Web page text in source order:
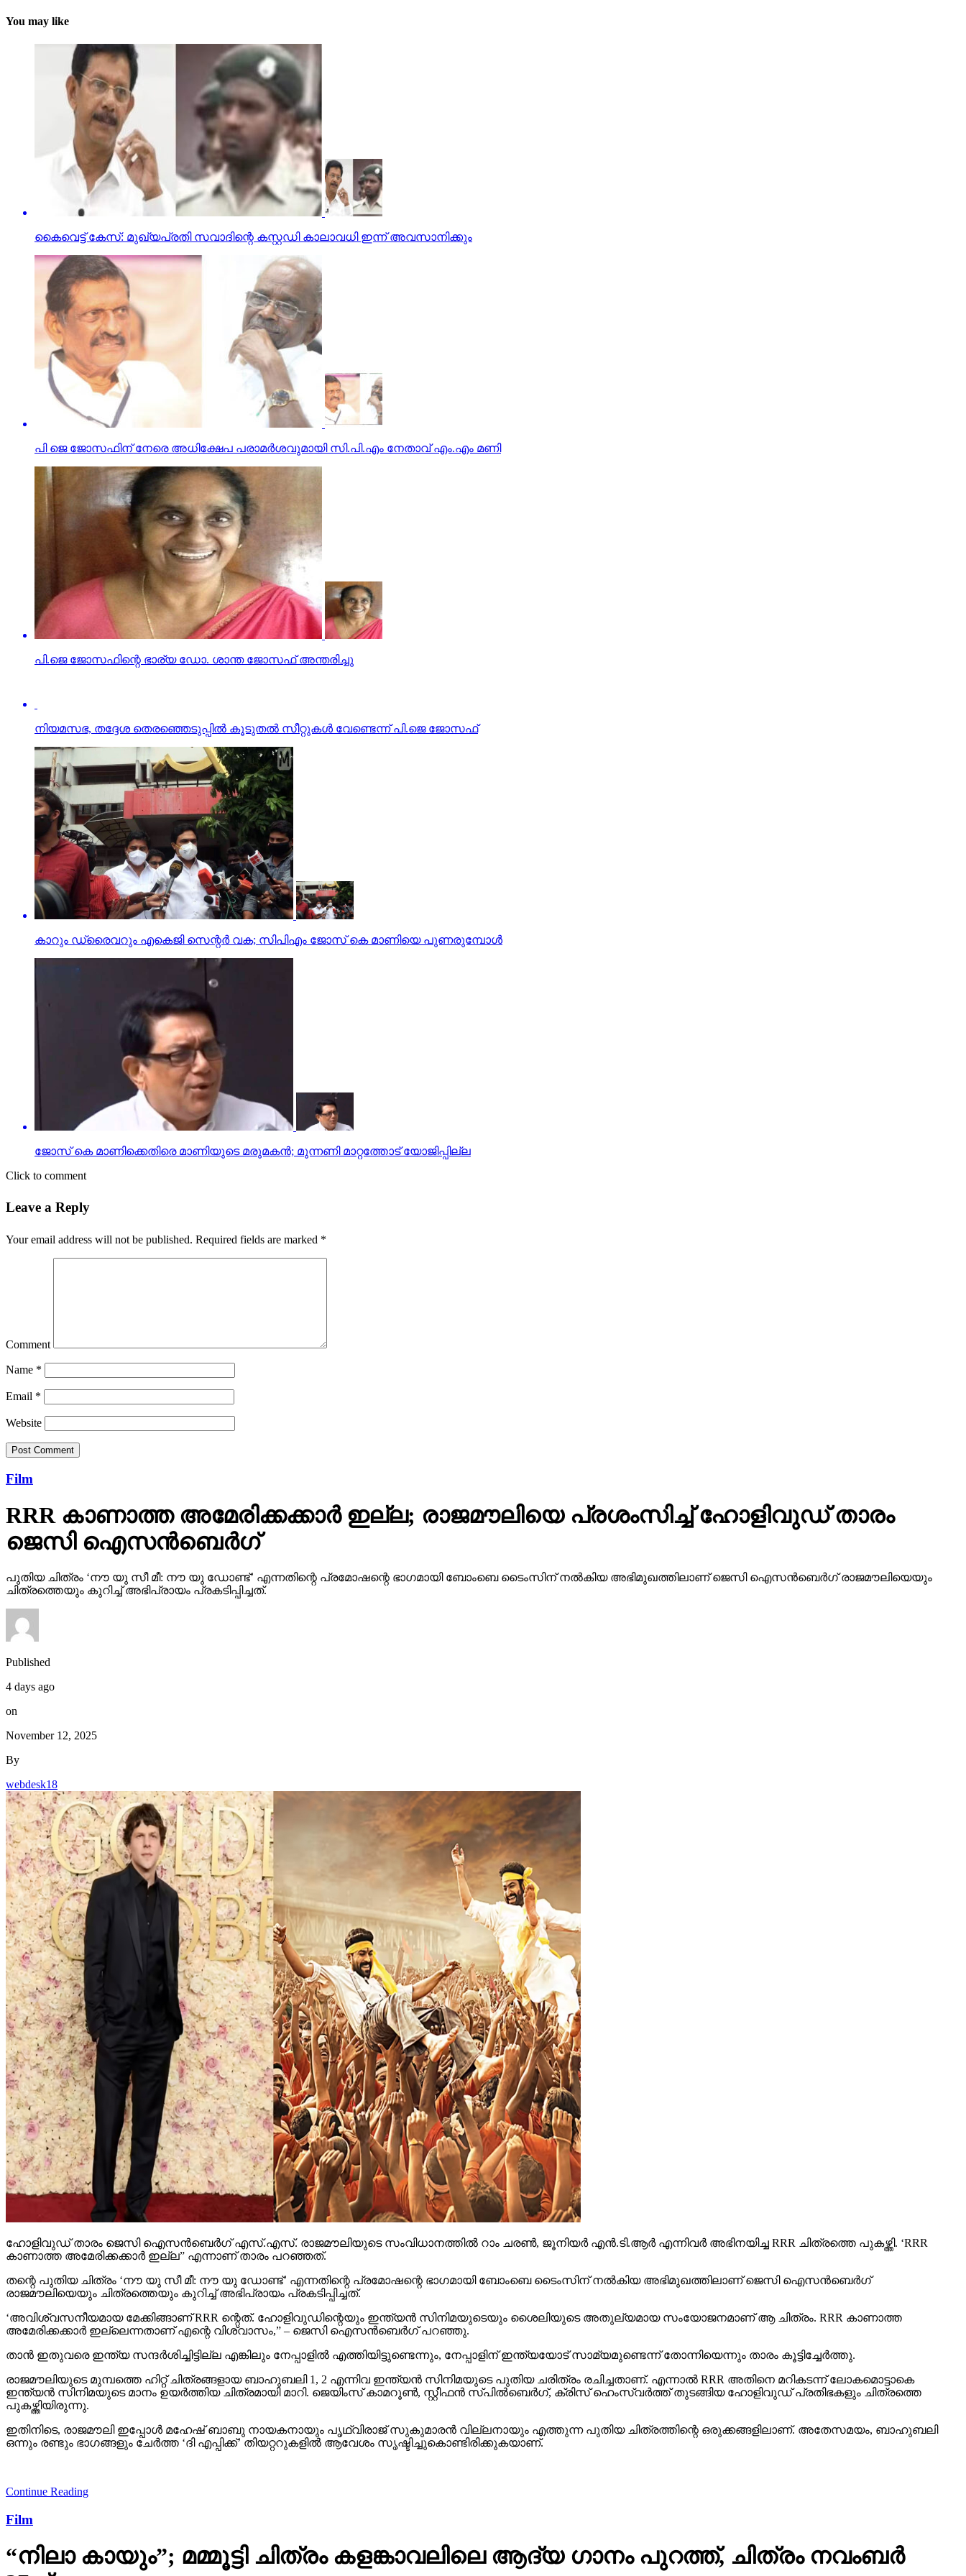
You may like
കൈവെട്ട് കേസ്: മുഖ്യപ്രതി സവാദിന്റെ കസ്റ്റഡി കാലാവധി ഇന്ന് അവസാനിക്കും
പി ജെ ജോസഫിന് നേരെ അധിക്ഷേപ പരാമര്‍ശവുമായി സി.പി.എം നേതാവ് എം.എം മണി
പി.ജെ ജോസഫിന്റെ ഭാര്യ ഡോ. ശാന്ത ജോസഫ് അന്തരിച്ചു
നിയമസഭ, തദ്ദേശ തെരഞ്ഞെടുപ്പില്‍ കൂടുതല്‍ സീറ്റുകള്‍ വേണ്ടെന്ന് പി.ജെ ജോസഫ്
കാറും ഡ്രൈവറും എകെജി സെന്റര്‍ വക; സിപിഎം ജോസ് കെ മാണിയെ പുണരുമ്പോള്‍
ജോസ് കെ മാണിക്കെതിരെ മാണിയുടെ മരുമകന്‍; മുന്നണി മാറ്റത്തോട് യോജിപ്പില്ല
Click to comment
Name*
Email
Website
Film
ജെസി ഐസന്‍ബെര്‍ഗ്
പുതിയ ചിത്രം ‘നൗ യു സീ മീ: നൗ യു ഡോണ്ട്’ എന്നതിന്റെ പ്രമോഷന്റെ ഭാഗമായി ബോംബെ ടൈംസിന് നല്‍കിയ അഭിമുഖത്തിലാണ് ജെസി ഐസന്‍ബെര്‍ഗ് രാജമൗലിയെയും
ചിത്രത്തെയും കുറിച്ച് അഭിപ്രായം പ്രകടിപ്പിച്ചത്.
Published
4 days ago
on
November 12, 2025
By
webdesk18
ഹോളിവുഡ് താരം ജെസി ഐസന്‍ബെര്‍ഗ് എസ്.എസ്. രാജമൗലിയുടെ സംവിധാനത്തില്‍ റാം ചരണ്‍, ജൂനിയര്‍ എന്‍.ടി.ആര്‍ എന്നിവര്‍ അഭിനയിച്ച RRR ചിത്രത്തെ പുകഴ്ത്തി. ‘RRR
കാണാത്ത അമേരിക്കക്കാര്‍ ഇല്ല” എന്നാണ് താരം പറഞ്ഞത്.
തന്റെ പുതിയ ചിത്രം ‘നൗ യു സീ മീ: നൗ യു ഡോണ്ട്’ എന്നതിന്റെ പ്രമോഷന്റെ ഭാഗമായി ബോംബെ ടൈംസിന് നല്‍കിയ അഭിമുഖത്തിലാണ് ജെസി ഐസന്‍ബെര്‍ഗ്
രാജമൗലിയെയും ചിത്രത്തെയും കുറിച്ച് അഭിപ്രായം പ്രകടിപ്പിച്ചത്.
‘അവിശ്വസനീയമായ മേക്കിങ്ങാണ് RRR ന്റെത്. ഹോളിവുഡിന്റെയും ഇന്ത്യന്‍ സിനിമയുടെയും ശൈലിയുടെ അതുല്യമായ സംയോജനമാണ് ആ ചിത്രം. RRR കാണാത്ത
അമേരിക്കക്കാര്‍ ഇല്ലെന്നതാണ് എന്റെ വിശ്വാസം,” – ജെസി ഐസന്‍ബെര്‍ഗ് പറഞ്ഞു.
താന്‍ ഇതുവരെ ഇന്ത്യ സന്ദര്‍ശിച്ചിട്ടില്ല എങ്കിലും നേപ്പാളില്‍ എത്തിയിട്ടുണ്ടെന്നും, നേപ്പാളിന് ഇന്ത്യയോട് സാമ്യമുണ്ടെന്ന് തോന്നിയെന്നും താരം കൂട്ടിച്ചേര്‍ത്തു.
രാജമൗലിയുടെ മുമ്പത്തെ ഹിറ്റ് ചിത്രങ്ങളായ ബാഹുബലി 1, 2 എന്നിവ ഇന്ത്യന്‍ സിനിമയുടെ പുതിയ ചരിത്രം രചിച്ചതാണ്. എന്നാല്‍ RRR അതിനെ മറികടന്ന് ലോകമൊട്ടാകെ
ഇന്ത്യന്‍ സിനിമയുടെ മാനം ഉയര്‍ത്തിയ ചിത്രമായി മാറി. ജെയിംസ് കാമറൂണ്‍, സ്റ്റീഫന്‍ സ്പില്‍ബെര്‍ഗ്, ക്രിസ് ഹെംസ്വര്‍ത്ത് തുടങ്ങിയ ഹോളിവുഡ് പ്രതിഭകളും ചിത്രത്തെ
പുകഴ്ത്തിയിരുന്നു.
ഇതിനിടെ, രാജമൗലി ഇപ്പോള്‍ മഹേഷ് ബാബു നായകനായും പൃഥ്വിരാജ് സുകുമാരന്‍ വില്ലനായും എത്തുന്ന പുതിയ ചിത്രത്തിന്റെ ഒരുക്കങ്ങളിലാണ്. അതേസമയം, ബാഹുബലി
ഒന്നും രണ്ടും ഭാഗങ്ങളും ചേര്‍ത്ത ‘ദി എപ്പിക്ക്’ തിയറ്ററുകളില്‍ ആവേശം സൃഷ്ടിച്ചുകൊണ്ടിരിക്കുകയാണ്.
Film
27ന്…